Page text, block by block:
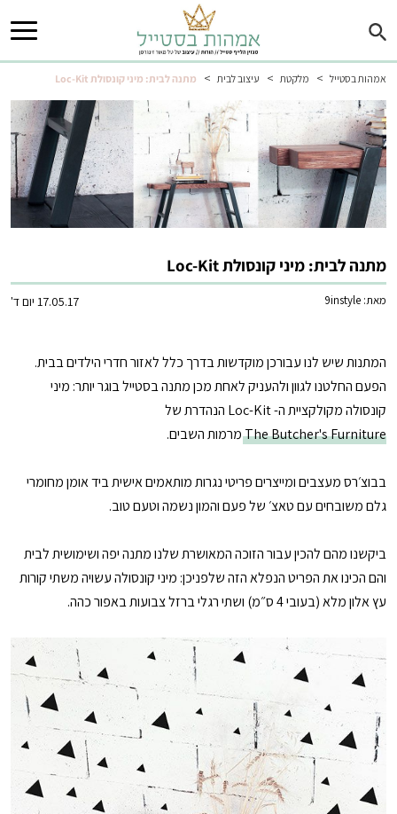
אמהות בסטייל > מלקטת > עיצוב לבית > מתנה לבית: מיני קונסולת Loc-Kit
מתנה לבית: מיני קונסולת Loc-Kit
17.05.17 יום ד' מאת: 9instyle
המתנות שיש לנו עבורכן מוקדשות בדרך כלל לאזור חדרי הילדים בבית.
הפעם החלטנו לגוון ולהעניק לאחת מכן מתנה בסטייל בוגר יותר: מיני
קונסולה מקולקציית ה- Loc-Kit הנהדרת של
The Butcher's Furnitureמרמות השבים.
בבוצ׳רס מעצבים ומייצרים פריטי נגרות מותאמים אישית ביד אומן מחומרי
גלם משובחים עם טאצ׳ של פעם והמון נשמה וטעם טוב.
ביקשנו מהם להכין עבור הזוכה המאושרת שלנו מתנה יפה ושימושית לבית
והם הכינו את הפריט הנפלא הזה שלפניכן: מיני קונסולה עשויה משתי קורות
עץ אלון מלא (בעובי 4 ס״מ) ושתי רגלי ברזל צבועות באפור כהה.